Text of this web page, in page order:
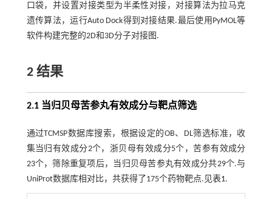
口袋，并设置对接类型为半柔性对接，对接算法为拉马克
遗传算法，运行Auto Dock得到对接结果.最后使用PyMOL等
软件构建完整的2D和3D分子对接图.
2 结果
2.1 当归贝母苦参丸有效成分与靶点筛选
通过TCMSP数据库搜索，根据设定的OB、DL筛选标准，收
集当归有效成分2个，浙贝母有效成分5个，苦参有效成分
23个，筛除重复项后，当归贝母苦参丸有效成分共29个.与
UniProt数据库相对比，共获得了175个药物靶点.见表1.